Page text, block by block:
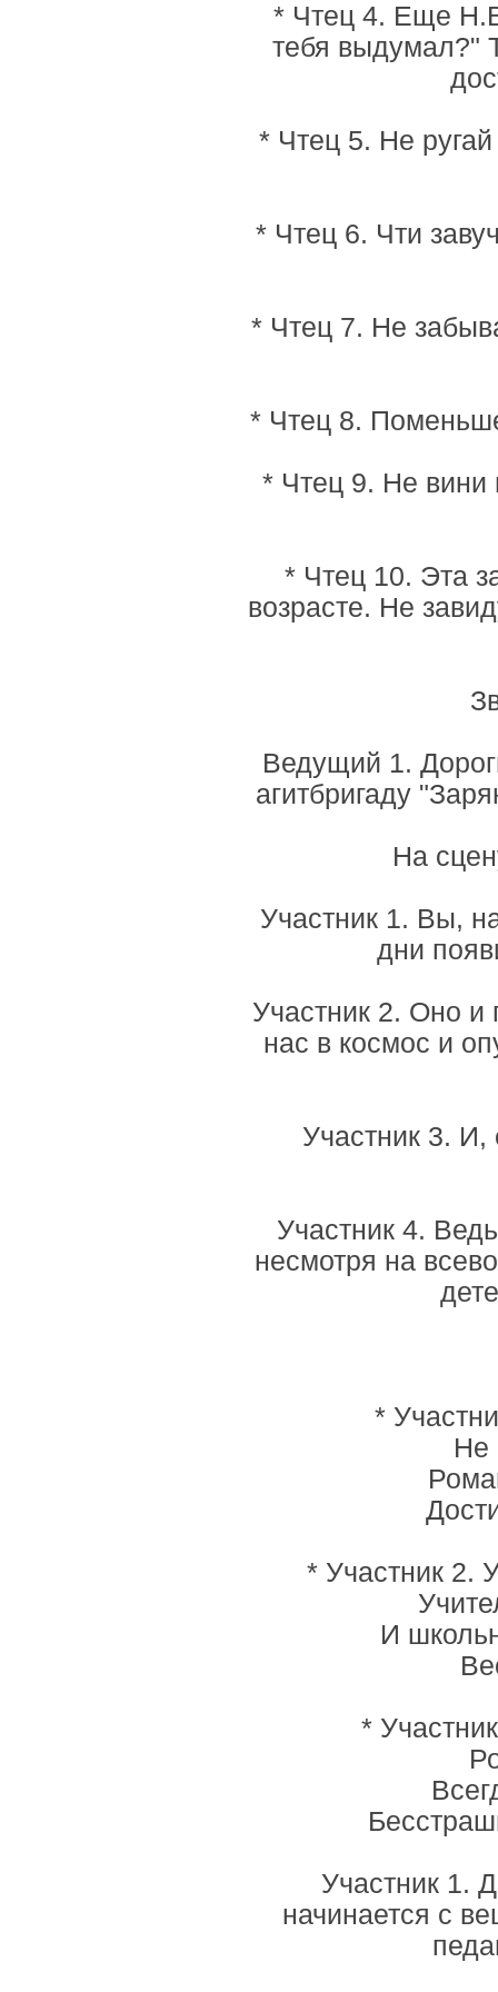
* Чтец 4. Еще
тебя выдумал?"
* Чтец 5. Не
* Чтец 6. Чти
* Чтец 7. Не
* Чтец 8.
* Чтец 9. Не вини
* Чтец 10. Эта
возрасте. Не
Ведущий 1.
агитбригаду
На
Участник 1. Вы,
дни
Участник 2. Оно и
нас в космос и
Участник 3. И,
Участник 4.
несмотря на
*
Не
* Участник 2.
И
*
Участник 1.
начинается с